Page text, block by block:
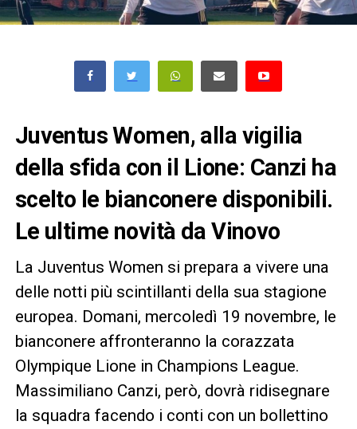
Juventus Women, alla vigilia
della sfida con il Lione: Canzi ha
scelto le bianconere disponibili.
Le ultime novità da Vinovo
La Juventus Women si prepara a vivere una
delle notti più scintillanti della sua stagione
europea. Domani, mercoledì 19 novembre, le
bianconere affronteranno la corazzata
Olympique Lione in Champions League.
Massimiliano Canzi, però, dovrà ridisegnare
la squadra facendo i conti con un bollettino